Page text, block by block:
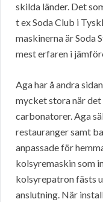
skilda länder. Det
t ex Soda Club i
maskinerna är Soda
mest erfaren i
Aga har å andra
mycket stora när
carbonatorer. Aga
restauranger samt
anpassade för
kolsyremaskin som
kolsyrepatron fästs
anslutning. När